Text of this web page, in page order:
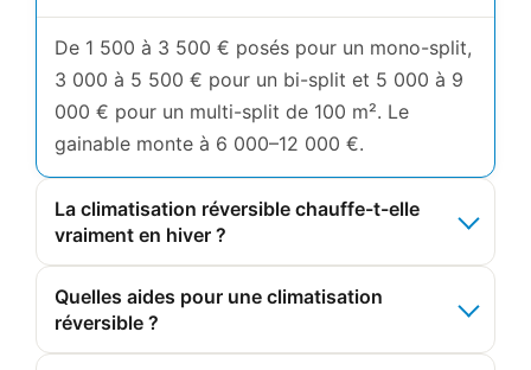
De 1 500 à 3 500 € posés pour un mono-split,
3 000 à 5 500 € pour un bi-split et 5 000 à 9
000 € pour un multi-split de 100 m². Le
gainable monte à 6 000–12 000 €.
La climatisation réversible chauffe-t-elle
vraiment en hiver ?
Quelles aides pour une climatisation
réversible ?